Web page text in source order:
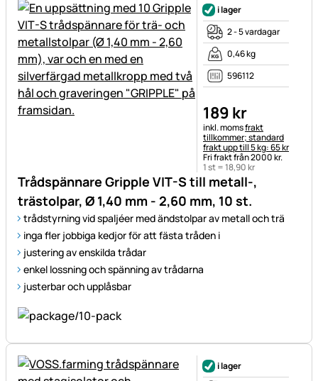
Trådspännare Gripple VIT-S till metall-,
trästolpar, Ø 1,40 mm - 2,60 mm, 10 st.
trådstyrning vid spaljéer med ändstolpar av metall och trä
inga fler jobbiga kedjor för att fästa tråden i
justering av enskilda trådar
enkel lossning och spänning av trådarna
justerbar och upplåsbar
i lager
2 - 5 vardagar
0,46 kg
596112
189 kr
Skatteinformation:
inkl. momsfrakt
tillkommer; standard
frakt upp till 5 kg: 65 kr
Fri frakt från 2000 kr.
1 st =18,90kr
i lager